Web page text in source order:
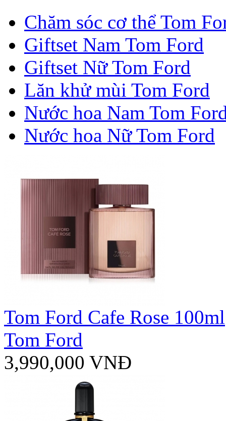
Chăm sóc cơ thể Tom
Giftset Nam Tom Ford
Giftset Nữ Tom Ford
Lăn khử mùi Tom Ford
Nước hoa Nam Tom
Nước hoa Nữ Tom Ford
Tom Ford Cafe Rose 100ml
Tom Ford
3,990,000 VNĐ